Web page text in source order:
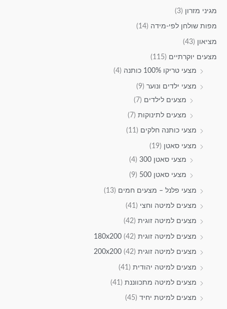
מגיני מזרון (3)
מפות שולחן לפי-מידה (14)
מציאון (43)
מצעים יוקרתיים (115)
מצעי טריקו 100% כותנה
(4)
מצעי ילדים ונוער (9)
מצעים לילדים (7)
מצעים לתינוקות (7)
מצעי כותנה חלקים (11)
מצעי סאטן (19)
מצעי סאטן 300
(4)
מצעי סאטן 500 (9)
מצעי פלנל – מצעים חמים (13)
מצעים למיטה וחצי (41)
מצעים למיטה זוגית (42)
מצעים למיטה זוגית 180x200 (42)
מצעים למיטה זוגית 200x200 (42)
מצעים למיטה יהודית (41)
מצעים למיטה מתכווננת (41)
מצעים למיטת יחיד (45)